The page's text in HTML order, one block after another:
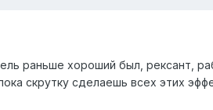
раньше хороший был, рексант,
скрутку сделаешь всех этих